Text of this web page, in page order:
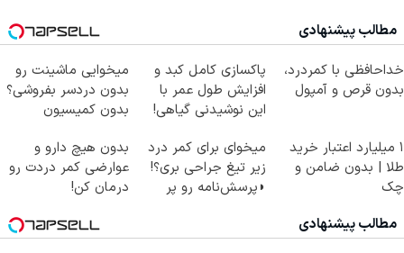
مطالب پیشنهادی
خداحافظی با کمردرد،
بدون قرص و آمپول
پاکسازی کامل کبد و
افزایش طول عمر با
این نوشیدنی گیاهی!
میخوایی ماشینت رو
بدون دردسر بفروشی؟
بدون کمیسیون
۱ میلیارد اعتبار خرید
طلا | بدون ضامن و
چک
میخوای برای کمر درد
زیر تیغ جراحی بری؟!
◗پرسش‌نامه رو پر
بدون هیچ دارو و
عوارضی کمر دردت رو
درمان کن!
مطالب پیشنهادی